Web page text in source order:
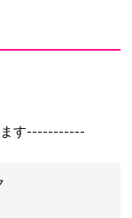
す-----------